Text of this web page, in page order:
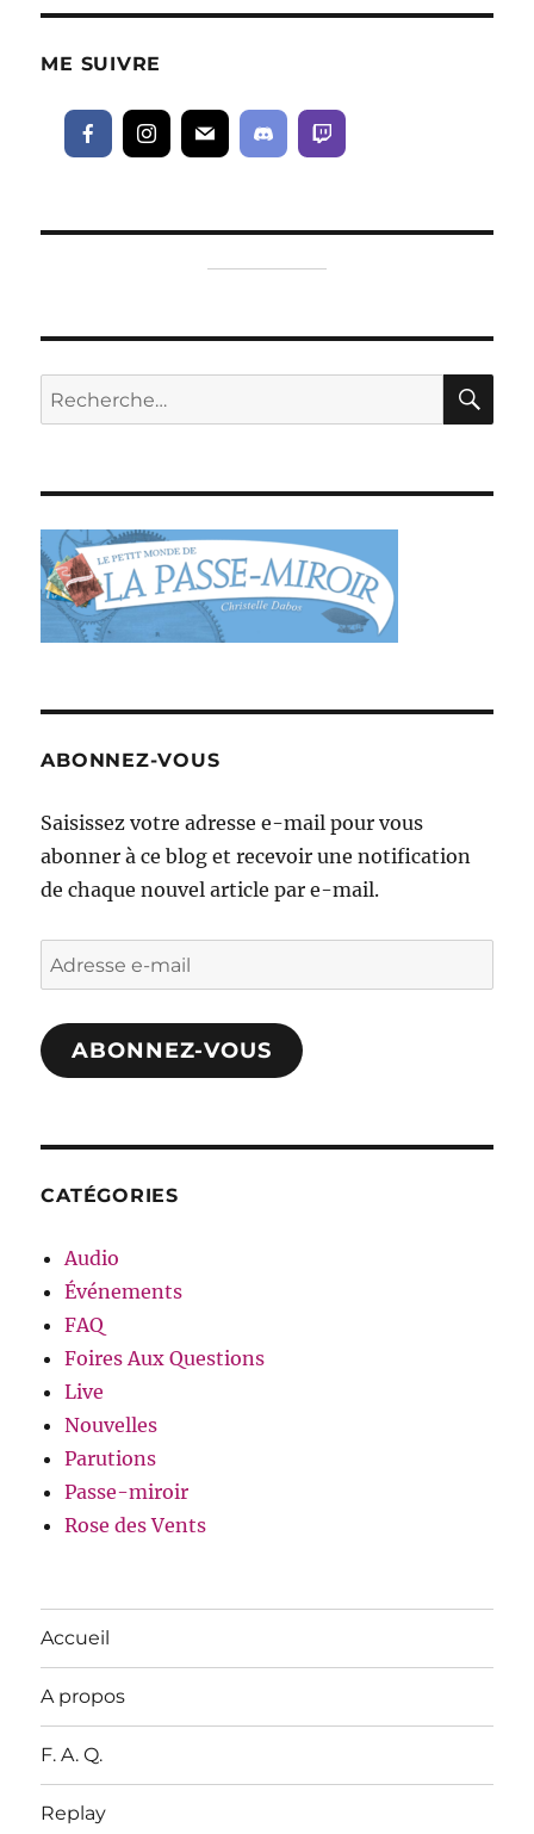
ME SUIVRE
Recherche
pour :
ABONNEZ-VOUS
Saisissez votre adresse e-mail pour vous
abonner à ce blog et recevoir une notification
de chaque nouvel article par e-mail.
Adresse
e-
mail
ABONNEZ-VOUS
CATÉGORIES
Audio
Événements
FAQ
Foires Aux Questions
Live
Nouvelles
Parutions
Passe-miroir
Rose des Vents
Accueil
A propos
F. A. Q.
Replay